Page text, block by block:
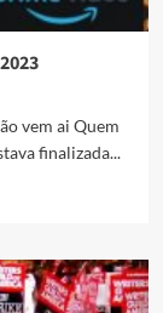
vem ai Quem
finalizada...